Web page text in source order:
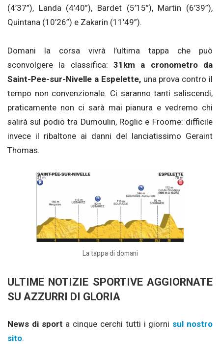
(4’37”), Landa (4’40”), Bardet (5’15”), Martin (6’39”),
Quintana (10’26”) e Zakarin (11’49”).
Domani la corsa vivrà l’ultima tappa che può
sconvolgere la classifica: 31km a cronometro da
Saint-Pee-sur-Nivelle a Espelette,una prova contro il
tempo non convenzionale. Ci saranno tanti saliscendi,
praticamente non ci sarà mai pianura e vedremo chi
salirà sul podio tra Dumoulin, Roglic e Froome: difficile
invece il ribaltone ai danni del lanciatissimo Geraint
Thomas.
La tappa di domani
ULTIME NOTIZIE SPORTIVE AGGIORNATE
SU AZZURRI DI GLORIA
News di sport a cinque cerchi tutti i giorni sul nostro
sito.